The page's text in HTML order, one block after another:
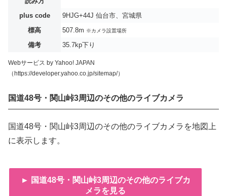
plus code
9HJG+44J 仙台市、宮城県
標高
507.8m ※カメラ設置場所
備考 35.7kp下り
Webサービス by Yahoo! JAPAN
（https://developer.yahoo.co.jp/sitemap/）
国道48号・関山峠3周辺のその他のライブカメラ
国道48号・関山峠3周辺のその他のライブカメラを地図上
に表示します。
► 国道48号・関山峠3周辺のその他のライブカ
メラを見る